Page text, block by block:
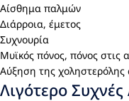
Αίσθημα παλμών
Διάρροια, έμετος
Συχνουρία
Μυϊκός πόνος, πόνος στις
Αύξηση της χοληστερόλης
Λιγότερο